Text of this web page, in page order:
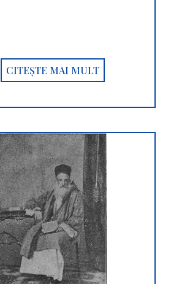
CITEȘTE MAI MULT